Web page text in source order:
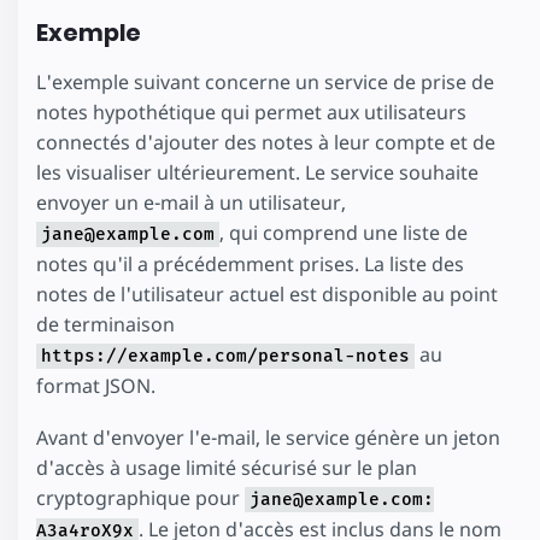
Exemple
L'exemple suivant concerne un service de prise de
notes hypothétique qui permet aux utilisateurs
connectés d'ajouter des notes à leur compte et de
les visualiser ultérieurement. Le service souhaite
envoyer un e-mail à un utilisateur,
jane@example.com , qui comprend une liste de
notes qu'il a précédemment prises. La liste des
notes de l'utilisateur actuel est disponible au point
de terminaison
https://example.com/personal-notes au
format JSON.
Avant d'envoyer l'e-mail, le service génère un jeton
d'accès à usage limité sécurisé sur le plan
cryptographique pour jane@example.com:
A3a4roX9x . Le jeton d'accès est inclus dans le nom